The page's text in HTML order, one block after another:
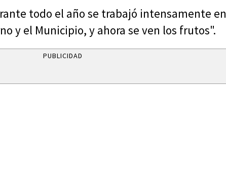
todo el año se trabajó intensamente en
y el Municipio, y ahora se ven los frutos".
PUBLICIDAD